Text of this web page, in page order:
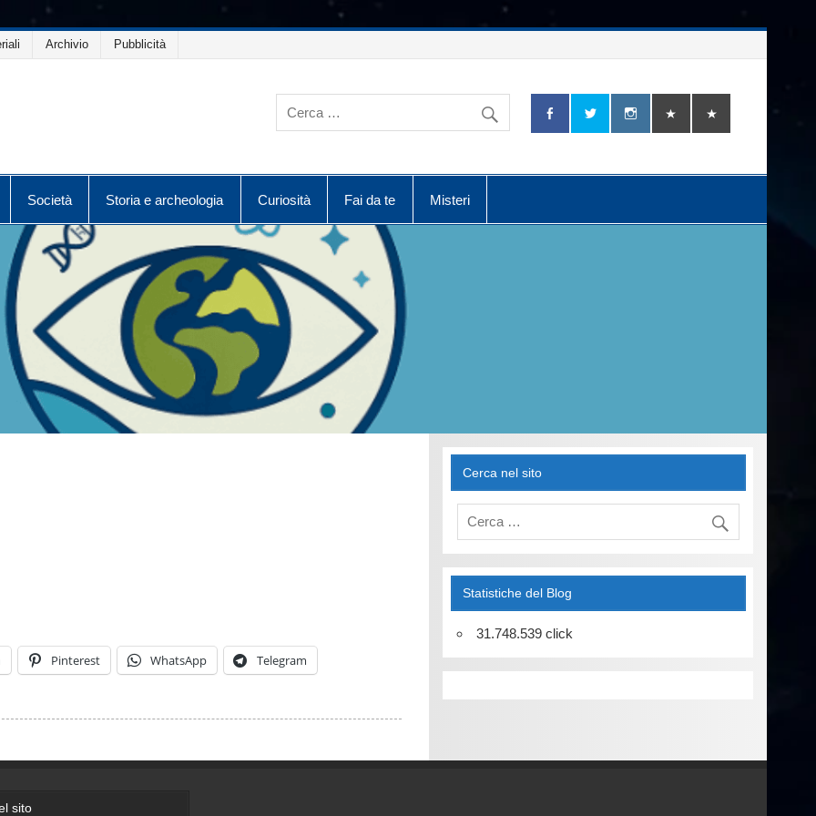
Archivio Pubblicità
Società Storia e archeologia Curiosità Fai da te Misteri
Pinterest WhatsApp Telegram
Cerca nel sito
Statistiche del Blog
31.748.539 click
sito